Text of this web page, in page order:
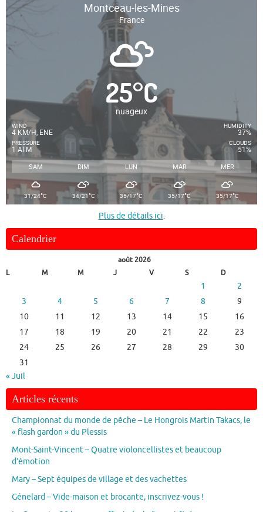
Montceau-les-Mines
France
25°C
nuageux
WIND
4 KM/H, ENE
PRESSURE
1 ATM
HUMIDITY
37%
CLOUDS
51%
SAM DIM LUN MAR MER
31/24°C 34/21°C 35/17°C 35/17°C 35/17°C
Plus de détails ici.
Calendrier
août 2026
L
M M J V S D
1
2
3
4 5 6 7 8
9
10
11 12 13 14 15
16
17
18 19 20 21 22
23
24
25 26 27 28 29
30
31
« Juil
Articles récents
Championnat du monde de pêche – Le Hongrois Martin Takacs, le
« flash gardon » du Plessis
Mont-Saint-Vincent – Quatre violoncellistes et beaucoup
d’émotion
Mary – Sept équipes de village et des vachettes
Génelard – Vide-maison et brocante, inscrivez-vous !